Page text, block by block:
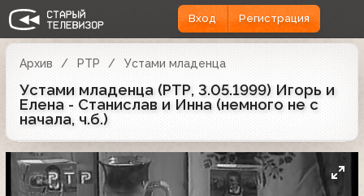
Вход Регистрация
Архив РТР Устами младенца
Устами младенца (РТР, 3.05.1999) Игорь и
Елена - Станислав и Инна (немного не с
начала, ч.б.)